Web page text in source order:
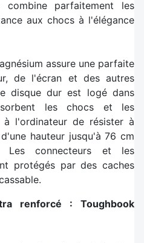
parfaitement les
aux chocs à l'élégance
assure une parfaite
de l'écran et des autres
disque dur est logé dans
les chocs et les
l'ordinateur de résister à
hauteur jusqu'à 76 cm
Les connecteurs et les
protégés par des caches
renforcé : Toughbook